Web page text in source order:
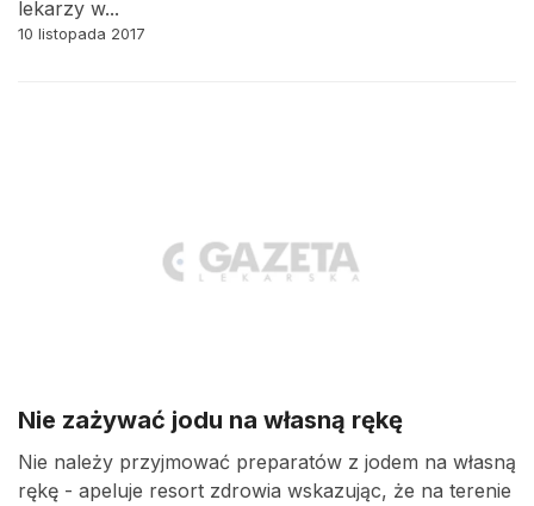
lekarzy w...
10 listopada 2017
Nie zażywać jodu na własną rękę
Nie należy przyjmować preparatów z jodem na własną
rękę - apeluje resort zdrowia wskazując, że na terenie